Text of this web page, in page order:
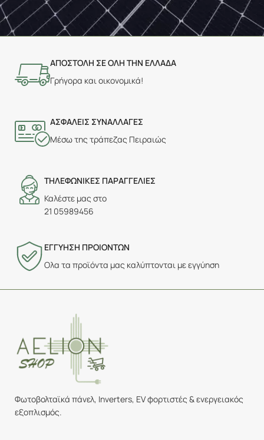
ΑΠΟΣΤΟΛΗ ΣΕ ΟΛΗ ΤΗΝ ΕΛΛΑΔΑ
Γρήγορα και οικονομικά!
ΑΣΦΑΛΕΙΣ ΣΥΝΑΛΛΑΓΕΣ
Μέσω της τράπεζας Πειραιώς
ΤΗΛΕΦΩΝΙΚΕΣ ΠΑΡΑΓΓΕΛΙΕΣ
Καλέστε μας στο
21 05989456
ΕΓΓΥΗΣΗ ΠΡΟΙΟΝΤΩΝ
Ολα τα προϊόντα μας καλύπτονται με εγγύηση
Φωτοβολταϊκά πάνελ, Inverters, EV φορτιστές & ενεργειακός
εξοπλισμός.